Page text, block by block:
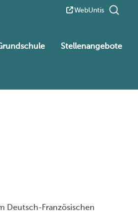
WebUntis
Stellenangebote
Deutsch-Französischen